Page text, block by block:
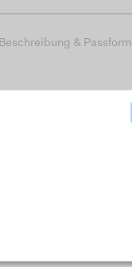
Beschreibung & Passform